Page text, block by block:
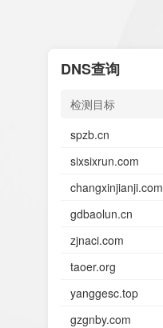
DNS查询
检测目标
spzb.cn
sixsixrun.com
changxinjianji.com
gdbaolun.cn
zjnaci.com
taoer.org
yanggesc.top
gzgnby.com